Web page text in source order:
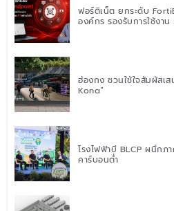
ฟอร์ติเน็ต ยกระดับ
องค์กร รองรับการใช้งา
ฮ่องกง ชวนใช้ใจสัมผัสเ
Kong”
โรงไฟฟ้าบี BLCP ผนึกภ
คาร์บอนต่ำ